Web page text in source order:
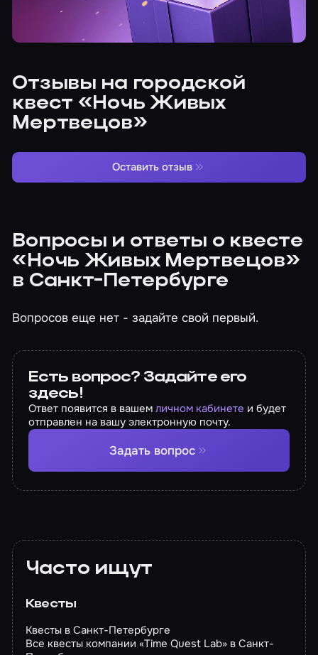
Отзывы на городской
квест «Ночь Живых
Мертвецов»
Оставить отзыв
Вопросы и ответы о квесте
«Ночь Живых Мертвецов»
в Санкт-Петербурге
Вопросов еще нет - задайте свой первый.
Есть вопрос? Задайте его
здесь!
Ответ появится в вашем личном кабинете и будет
отправлен на вашу электронную почту.
Задать вопрос
Часто ищут
Квесты
Квесты в Санкт-Петербурге
Все квесты компании «Time Quest Lab» в Санкт-